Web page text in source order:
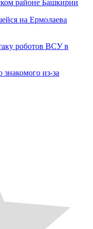
районе Башкирии
на Ермолаева
роботов ВСУ в
из-за